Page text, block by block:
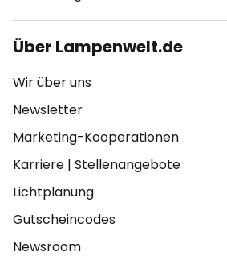
Über Lampenwelt.de
Wir über uns
Newsletter
Marketing-Kooperationen
Karriere | Stellenangebote
Lichtplanung
Gutscheincodes
Newsroom